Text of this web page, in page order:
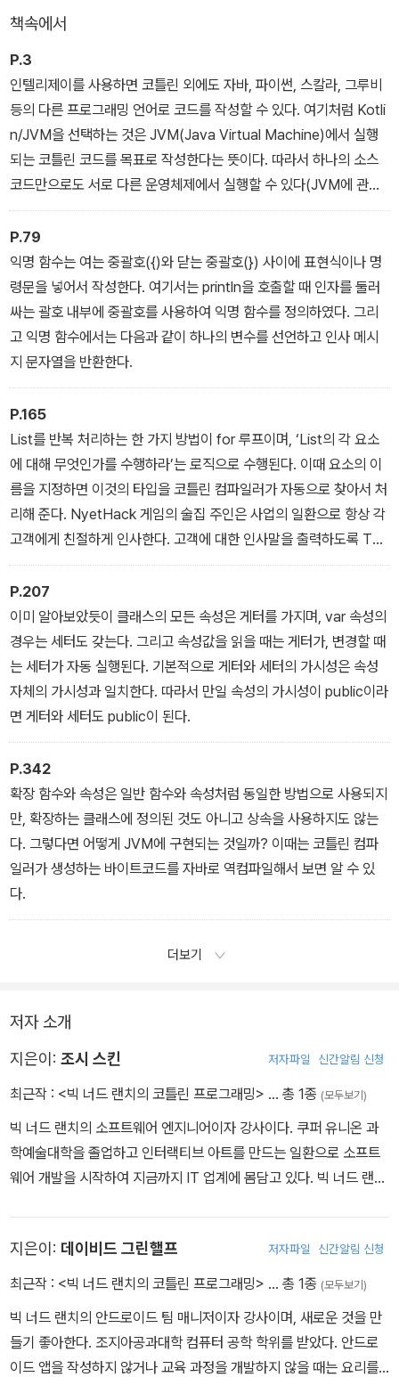
책속에서
P.3
인텔리제이를 사용하면 코틀린 외에도 자바, 파이썬, 스칼라, 그루비
등의 다른 프로그래밍 언어로 코드를 작성할 수 있다. 여기처럼 Kotli
n/JVM을 선택하는 것은 JVM(Java Virtual Machine)에서 실행
되는 코틀린 코드를 목표로 작성한다는 뜻이다. 따라서 하나의 소스
코드만으로도 서로 다른 운영체제에서 실행할 수 있다(JVM에 관련
된 더 자세한 내용은 이번 장 뒤의 ‘궁금증 해소하기: JVM에서 실행
하기’에서 더 자세히 알아본다).
P.79
익명 함수는 여는 중괄호({)와 닫는 중괄호(}) 사이에 표현식이나 명
령문을 넣어서 작성한다. 여기서는 println을 호출할 때 인자를 둘러
싸는 괄호 내부에 중괄호를 사용하여 익명 함수를 정의하였다. 그리
고 익명 함수에서는 다음과 같이 하나의 변수를 선언하고 인사 메시
지 문자열을 반환한다.
P.165
List를 반복 처리하는 한 가지 방법이 for 루프이며, ‘List의 각 요소
에 대해 무엇인가를 수행하라’는 로직으로 수행된다. 이때 요소의 이
름을 지정하면 이것의 타입을 코틀린 컴파일러가 자동으로 찾아서 처
리해 준다. NyetHack 게임의 술집 주인은 사업의 일환으로 항상 각
고객에게 친절하게 인사한다. 고객에 대한 인사말을 출력하도록 Tav
ern.kt를 변경하자. 또한, 콘솔 출력을 알아보기 쉽도록 patronList
의 요소를 변경하고 출력하는 코드를 삭제한다.
P.207
이미 알아보았듯이 클래스의 모든 속성은 게터를 가지며, var 속성의
경우는 세터도 갖는다. 그리고 속성값을 읽을 때는 게터가, 변경할 때
는 세터가 자동 실행된다. 기본적으로 게터와 세터의 가시성은 속성
자체의 가시성과 일치한다. 따라서 만일 속성의 가시성이 public이라
면 게터와 세터도 public이 된다.
P.342
확장 함수와 속성은 일반 함수와 속성처럼 동일한 방법으로 사용되지
만, 확장하는 클래스에 정의된 것도 아니고 상속을 사용하지도 않는
다. 그렇다면 어떻게 JVM에 구현되는 것일까? 이때는 코틀린 컴파
일러가 생성하는 바이트코드를 자바로 역컴파일해서 보면 알 수 있
다.
더보기
저자 소개
지은이: 조시 스킨 저자파일 신간알림 신청
최근작 : <빅 너드 랜치의 코틀린 프로그래밍> … 총 1종 (모두보기)
빅 너드 랜치의 소프트웨어 엔지니어이자 강사이다. 쿠퍼 유니온 과
학예술대학을 졸업하고 인터랙티브 아트를 만드는 일환으로 소프트
웨어 개발을 시작하여 지금까지 IT 업계에 몸담고 있다. 빅 너드 랜치
지은이: 데이비드 그린핼프 저자파일 신간알림 신청
최근작 : <빅 너드 랜치의 코틀린 프로그래밍> … 총 1종 (모두보기)
빅 너드 랜치의 안드로이드 팀 매니저이자 강사이며, 새로운 것을 만
들기 좋아한다. 조지아공과대학 컴퓨터 공학 학위를 받았다. 안드로
이드 앱을 작성하지 않거나 교육 과정을 개발하지 않을 때는 요리를